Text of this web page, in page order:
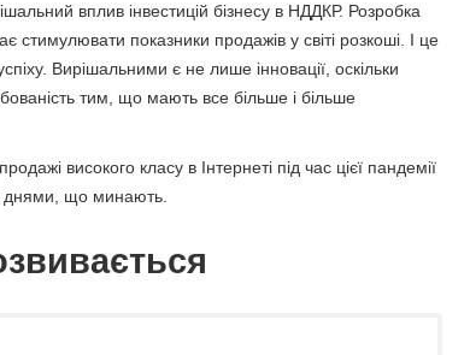
вплив інвестицій бізнесу в НДДКР. Розробка
стимулювати показники продажів у світі розкоші. І це
Вирішальними є не лише інновації, оскільки
тим, що мають все більше і більше
високого класу в Інтернеті під час цієї пандемії
днями, що минають.